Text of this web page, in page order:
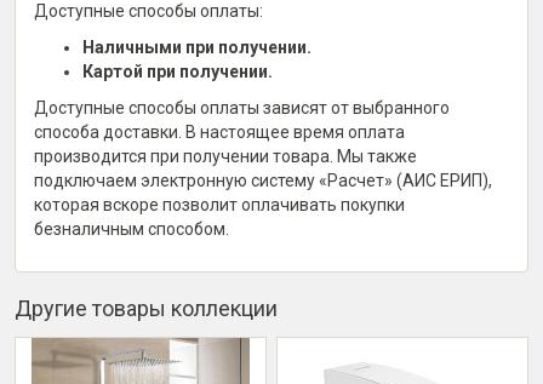
Доступные способы оплаты:
Наличными при получении.
Картой при получении.
Доступные способы оплаты зависят от выбранного
способа доставки. В настоящее время оплата
производится при получении товара. Мы также
подключаем электронную систему «Расчет» (АИС ЕРИП),
которая вскоре позволит оплачивать покупки
безналичным способом.
Другие товары коллекции